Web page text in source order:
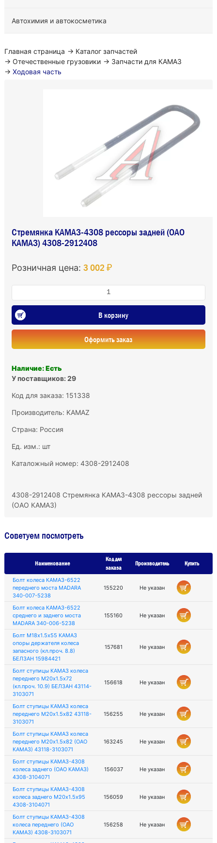
Автохимия и автокосметика
Главная страница → Каталог запчастей
→ Отечественные грузовики → Запчасти для КАМАЗ
→ Ходовая часть
Стремянка КАМАЗ-4308 рессоры задней (ОАО
КАМАЗ) 4308-2912408
Розничная цена: 3 002 ₽
В корзину
Оформить заказ
Наличие: Есть
У поставщиков: 29
Код для заказа: 151338
Производитель: KAMAZ
Страна: Россия
Ед. изм.: шт
Каталожный номер: 4308-2912408
4308-2912408 Стремянка КАМАЗ-4308 рессоры задней
(ОАО КАМАЗ)
Советуем посмотреть
Наименование
Код для
заказа
Производитель Купить
Болт колеса КАМАЗ-6522
переднего моста MADARA
340-007-5238
155220 Не указан
Болт колеса КАМАЗ-6522
среднего и заднего моста
MADARA 340-006-5238
155160 Не указан
Болт М18х1.5х55 КАМАЗ
опоры держателя колеса
запасного (кл.проч. 8.8)
БЕЛЗАН 15984421
157681 Не указан
Болт ступицы КАМАЗ колеса
переднего М20х1.5х72
(кл.проч. 10.9) БЕЛЗАН 43114-
3103071
156618 Не указан
Болт ступицы КАМАЗ колеса
переднего М20х1.5х82 43118-
3103071
156255 Не указан
Болт ступицы КАМАЗ колеса
переднего М20х1.5х82 (ОАО
КАМАЗ) 43118-3103071
163245 Не указан
Болт ступицы КАМАЗ-4308
колеса заднего (ОАО КАМАЗ)
4308-3104071
156037 Не указан
Болт ступицы КАМАЗ-4308
колеса заднего М20х1.5х95
4308-3104071
156059 Не указан
Болт ступицы КАМАЗ-4308
колеса переднего (ОАО
КАМАЗ) 4308-3103071
156258 Не указан